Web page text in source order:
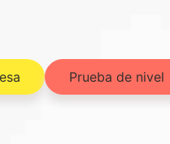
Prueba de nivel